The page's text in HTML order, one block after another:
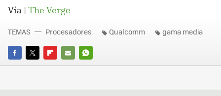
Vía | The Verge
FACEBOOK
TWITTERFLIPBOARD
E-
WHATSAPP
TEMAS Procesadores Qualcomm gama media